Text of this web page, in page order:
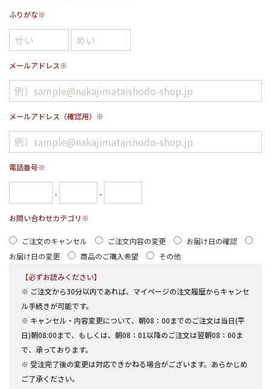
ふりがな※
メールアドレス※
メールアドレス（確認用） ※
電話番号※
- -
お問い合わせカテゴリ※
ご注文のキャンセル ご注文内容の変更
お届け日の確認
お届け日の変更
商品のご購入希望
その他
【必ずお読みください】
※ ご注文から30分以内であれば、マイページの注文履歴からキャンセ
ル手続きが可能です。
※ キャンセル・内容変更について、朝08：00までのご注文は当日(平
日)朝08:00まで、もしくは、朝08：01以降のご注文は翌朝08：00ま
で、承っております。
※ 受注完了後の変更は対応できかねる場合がございます。あらかじめ
ご了承ください。